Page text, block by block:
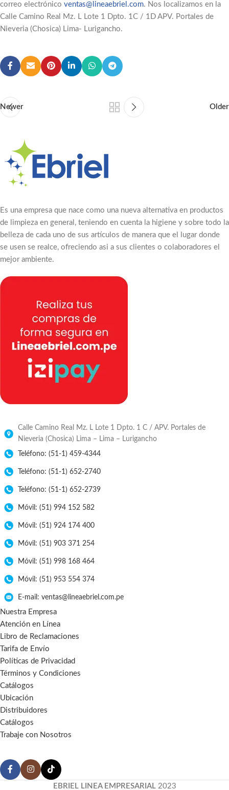
correo electrónico ventas@lineaebriel.com. Nos localizamos en la
Calle Camino Real Mz. L Lote 1 Dpto. 1C / 1D APV. Portales de
Nieveria (Chosica) Lima- Lurigancho.
Newer Older
Es una empresa que nace como una nueva alternativa en productos
de limpieza en general, teniendo en cuenta la higiene y sobre todo la
belleza de cada uno de sus artículos de manera que el lugar donde
se usen se realce, ofreciendo asi a sus clientes o colaboradores el
mejor ambiente.
Calle Camino Real Mz. L Lote 1 Dpto. 1 C / APV. Portales de
Nieveria (Chosica) Lima – Lima – Lurigancho
Teléfono: (51-1) 459-4344
Teléfono: (51-1) 652-2740
Teléfono: (51-1) 652-2739
Móvil: (51) 994 152 582
Móvil: (51) 924 174 400
Móvil: (51) 903 371 254
Móvil: (51) 998 168 464
Móvil: (51) 953 554 374
E-mail: ventas@lineaebriel.com.pe
Nuestra Empresa
Atención en Línea
Libro de Reclamaciones
Tarifa de Envío
Políticas de Privacidad
Términos y Condiciones
Catálogos
Ubicación
Distribuidores
Catálogos
Trabaje con Nosotros
EBRIEL LINEA EMPRESARIAL 2023